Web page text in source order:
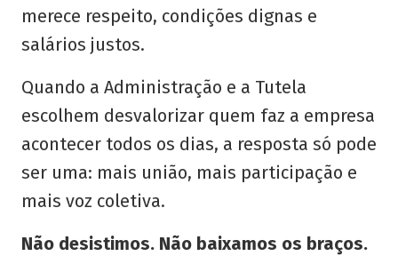
merece respeito, condições dignas e
salários justos.
Quando a Administração e a Tutela
escolhem desvalorizar quem faz a empresa
acontecer todos os dias, a resposta só pode
ser uma: mais união, mais participação e
mais voz coletiva.
Não desistimos. Não baixamos os braços.